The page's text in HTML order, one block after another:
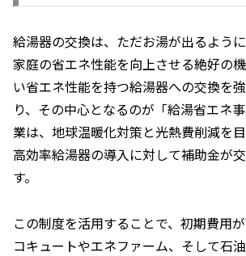
給湯器の交換は、ただお湯が出るように
家庭の省エネ性能を向上させる絶好の
い省エネ性能を持つ給湯器への交換を
り、その中心となるのが「給湯省エネ
業は、地球温暖化対策と光熱費削減を
高効率給湯器の導入に対して補助金が
す。
この制度を活用することで、初期費用
コキュートやエネファーム、そして石